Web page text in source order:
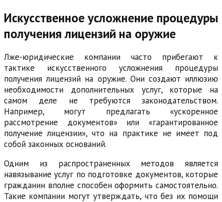
Искусственное усложнение процедуры
получения лицензий на оружие
Лже-юридические компании часто прибегают к
тактике искусственного усложнения процедуры
получения лицензий на оружие. Они создают иллюзию
необходимости дополнительных услуг, которые на
самом деле не требуются законодательством.
Например, могут предлагать «ускоренное
рассмотрение документов» или «гарантированное
получение лицензии», что на практике не имеет под
собой законных оснований.
Одним из распространенных методов является
навязывание услуг по подготовке документов, которые
гражданин вполне способен оформить самостоятельно.
Такие компании могут утверждать, что без их помощи